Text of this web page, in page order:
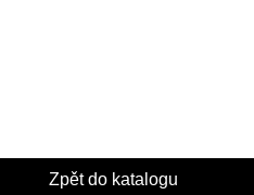
Zpět do katalogu